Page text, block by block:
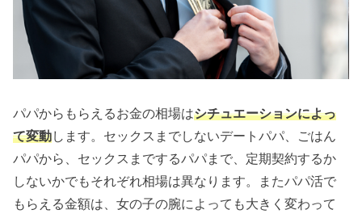
パパからもらえるお金の相場はシチュエーションによっ
て変動します。セックスまでしないデートパパ、ごはん
パパから、セックスまでするパパまで、定期契約するか
しないかでもそれぞれ相場は異なります。またパパ活で
もらえる金額は、女の子の腕によっても大きく変わって